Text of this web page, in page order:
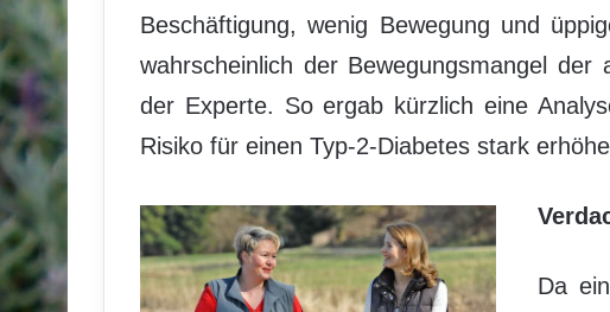
Beschäftigung, wenig Bewegung und
wahrscheinlich der Bewegungsmangel der
der Experte. So ergab kürzlich eine
Risiko für einen Typ-2-Diabetes stark
Da